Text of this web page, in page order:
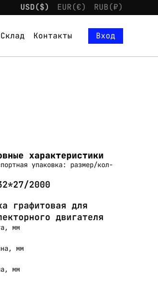
USD($) EUR(€) RUB(₽)
Склад Контакты
Вход
характеристики
упаковка: размер/кол-
2000
графитовая для
двигателя
мм
мм
мм